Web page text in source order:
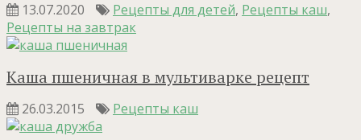
13.07.2020 Рецепты для детей, Рецепты каш,
Рецепты на завтрак
Каша пшеничная в мультиварке рецепт
26.03.2015 Рецепты каш